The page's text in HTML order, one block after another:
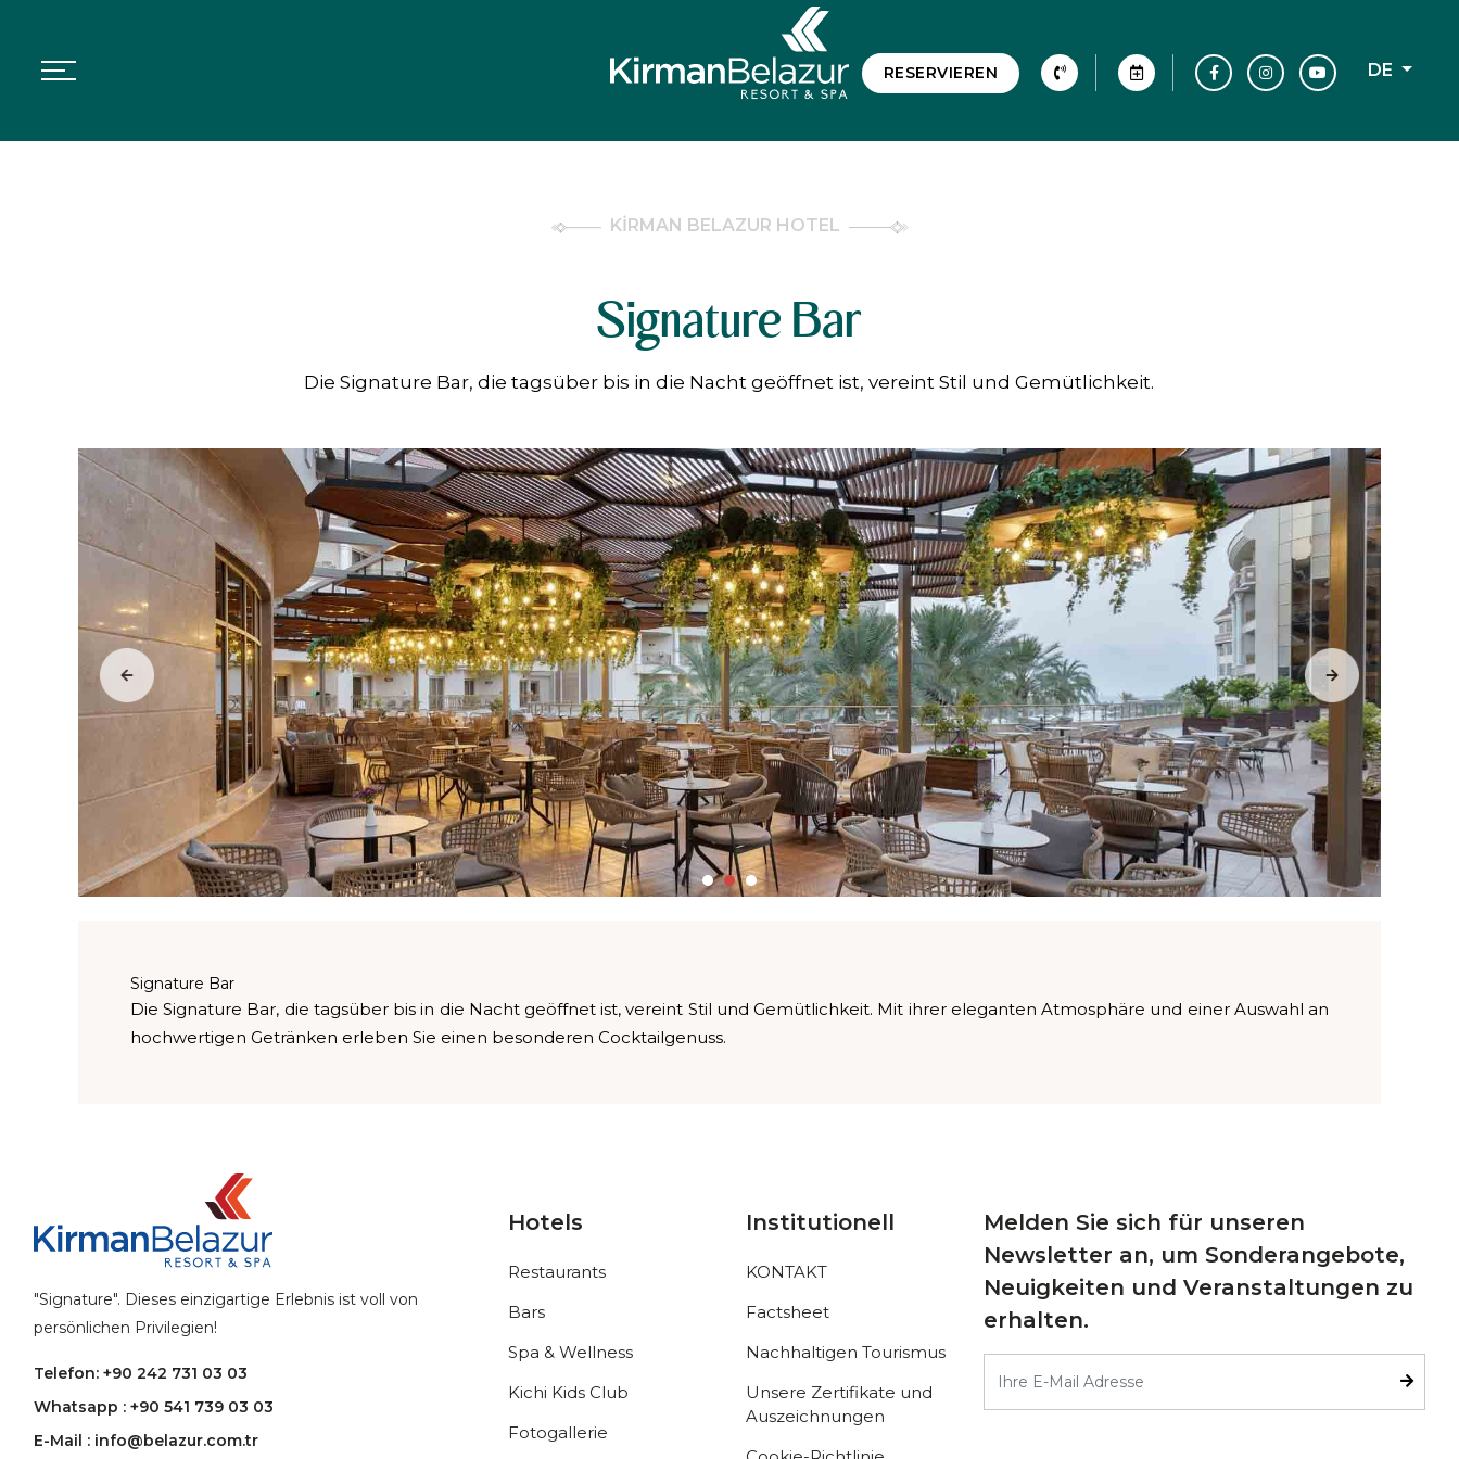
RESERVIEREN DE
KİRMAN BELAZUR HOTEL
Signature Bar
Die Signature Bar, die tagsüber bis in die Nacht geöffnet ist, vereint Stil und Gemütlichkeit.
Signature Bar
Die Signature Bar, die tagsüber bis in die Nacht geöffnet ist, vereint Stil und Gemütlichkeit. Mit ihrer eleganten Atmosphäre und einer Auswahl an
hochwertigen Getränken erleben Sie einen besonderen Cocktailgenuss.
"Signature". Dieses einzigartige Erlebnis ist voll von
persönlichen Privilegien!
Telefon: +90 242 731 03 03
Whatsapp : +90 541 739 03 03
E-Mail : info@belazur.com.tr
Hotels
Restaurants
Bars
Spa & Wellness
Kichi Kids Club
Fotogallerie
Institutionell
KONTAKT
Factsheet
Nachhaltigen Tourismus
Unsere Zertifikate und
Auszeichnungen
Melden Sie sich für unseren
Newsletter an, um Sonderangebote,
Neuigkeiten und Veranstaltungen zu
erhalten.